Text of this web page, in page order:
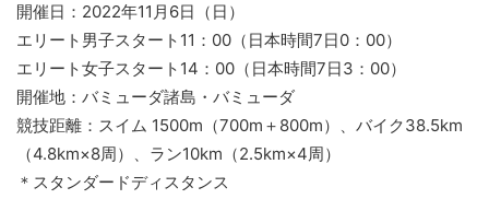
開催日：2022年11月6日（日）
エリート男子スタート11：00（日本時間7日0：00）
エリート女子スタート14：00（日本時間7日3：00）
開催地：バミューダ諸島・バミューダ
競技距離：スイム 1500m（700m＋800m）、バイク38.5km
（4.8km×8周）、ラン10km（2.5km×4周）
＊スタンダードディスタンス